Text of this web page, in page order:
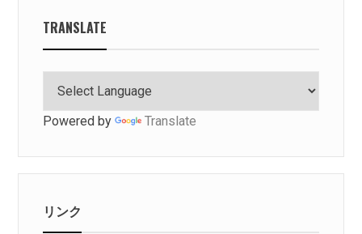
TRANSLATE
Powered by Translate
リンク